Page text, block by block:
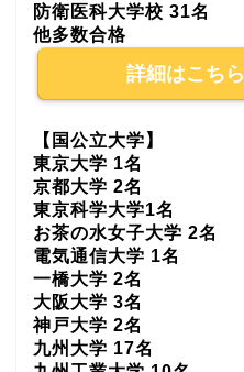
防衛医科大学校 31名
他多数合格
詳細はこちら
【国公立大学】
東京大学 1名
京都大学 2名
東京科学大学1名
お茶の水女子大学 2名
電気通信大学 1名
一橋大学 2名
大阪大学 3名
神戸大学 2名
九州大学 17名